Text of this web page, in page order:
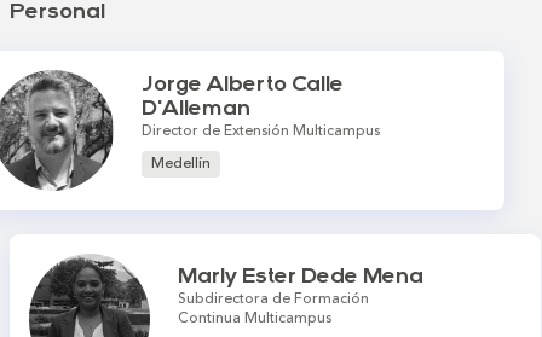
Personal
Jorge Alberto Calle
D'Alleman
Director de Extensión Multicampus
Medellín
Marly Ester Dede Mena
Subdirectora de Formación
Continua Multicampus